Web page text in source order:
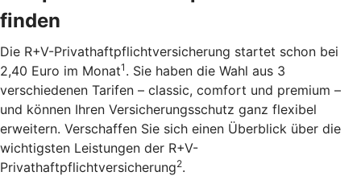
finden
Die R+V-Privathaftpflichtversicherung startet schon bei
2,40 Euro im Monat1 . Sie haben die Wahl aus 3
verschiedenen Tarifen – classic, comfort und premium –
und können Ihren Versicherungsschutz ganz flexibel
erweitern. Verschaffen Sie sich einen Überblick über die
wichtigsten Leistungen der R+V-
Privathaftpflichtversicherung2.